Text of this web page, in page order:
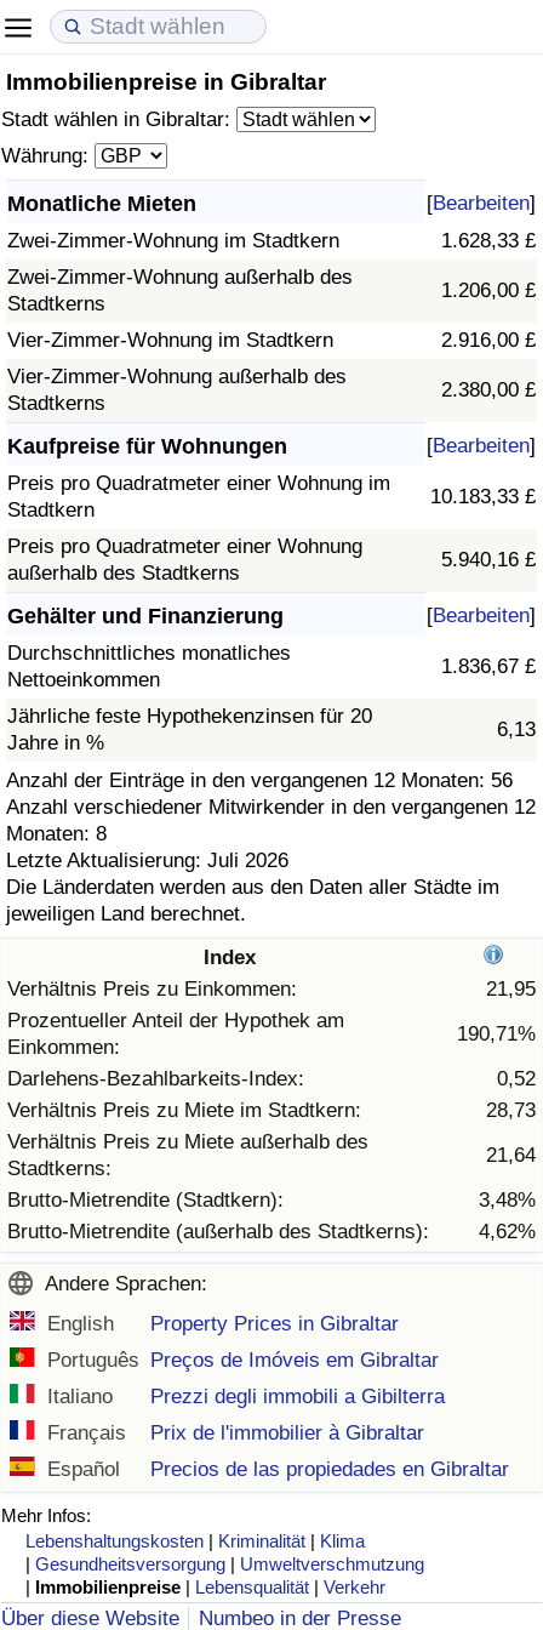
Immobilienpreise in Gibraltar
Stadt wählen in Gibraltar:
Währung:
Monatliche Mieten [Bearbeiten]
Zwei-Zimmer-Wohnung im Stadtkern
1.628,33 £
Zwei-Zimmer-Wohnung außerhalb des
Stadtkerns
1.206,00 £
Vier-Zimmer-Wohnung im Stadtkern
2.916,00 £
Vier-Zimmer-Wohnung außerhalb des
Stadtkerns
2.380,00 £
Kaufpreise für Wohnungen [Bearbeiten]
Preis pro Quadratmeter einer Wohnung im
Stadtkern
10.183,33 £
Preis pro Quadratmeter einer Wohnung
außerhalb des Stadtkerns
5.940,16 £
Gehälter und Finanzierung [Bearbeiten]
Durchschnittliches monatliches
Nettoeinkommen
1.836,67 £
Jährliche feste Hypothekenzinsen für 20
Jahre in %
6,13
Anzahl der Einträge in den vergangenen 12 Monaten: 56
Anzahl verschiedener Mitwirkender in den vergangenen 12
Monaten: 8
Letzte Aktualisierung: Juli 2026
Die Länderdaten werden aus den Daten aller Städte im
jeweiligen Land berechnet.
Index
Verhältnis Preis zu Einkommen:
21,95
Prozentueller Anteil der Hypothek am
Einkommen:
190,71%
Darlehens-Bezahlbarkeits-Index:
0,52
Verhältnis Preis zu Miete im Stadtkern:
28,73
Verhältnis Preis zu Miete außerhalb des
Stadtkerns:
21,64
Brutto-Mietrendite (Stadtkern):
3,48%
Brutto-Mietrendite (außerhalb des Stadtkerns):
4,62%
Andere Sprachen:
English
Property Prices in Gibraltar
Português Preços de Imóveis em Gibraltar
Italiano
Prezzi degli immobili a Gibilterra
Français
Prix de l'immobilier à Gibraltar
Español
Precios de las propiedades en Gibraltar
Mehr Infos:
Lebenshaltungskosten | Kriminalität | Klima
|Gesundheitsversorgung | Umweltverschmutzung
| Immobilienpreise | Lebensqualität |Verkehr
Über diese Website Numbeo in der Presse
Lebenshaltungskosten
Lebenshaltungskosten-Index (aktuell)
Lebenshaltungskosten-Index
Lebenshaltungskosten-Index nach Land
in Akaba
Immobilienpreise
Immobilienpreis-Index (aktuell)
Immobilienpreis-Index
Immobilienpreis-Index nach Land
Lebensqualität
Lebensqualität-Index
Lebensqualität-Index (aktuell)
Lebensqualitätsindex nach Land
Kriminalität
Kriminalitäts-Index (aktuell)
Kriminalitäts-Index
Kriminalitätsindex nach Land
Gesundheitsversorgung
Gesundheitsversorgungs-Index (aktuell)
Gesundheitsversorgungs-Index
Gesundheitsversorgungs-Index nach Land
Umweltverschmutzung
Umweltverschmutzungs-Index (aktuell)
Verschmutzungsindex
Umweltverschmutzungs-Index nach Land
Verkehr
Verkehrs-Index
Verkehrs-Index (aktuell)
Verkehrs-Index nach Land